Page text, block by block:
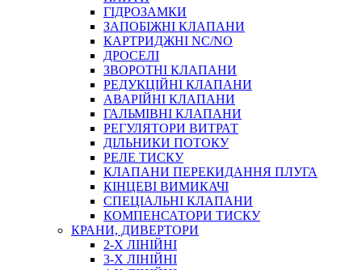
ЧЕРВ`ЯЧНІ
ПРУЖИННІ
НЕЙЛОНОВІ
ПРОРЕЗИНЕНІ
АВТОТОВАРИ
ГІДРОЗАМКИ
ЗАПОБІЖНІ КЛАПАНИ
КАРТРИДЖНІ NC/NO
ДРОСЕЛІ
ЗВОРОТНІ КЛАПАНИ
РЕДУКЦІЙНІ КЛАПАНИ
АВАРІЙНІ КЛАПАНИ
ГАЛЬМІВНІ КЛАПАНИ
РЕГУЛЯТОРИ ВИТРАТ
ДІЛЬНИКИ ПОТОКУ
РЕЛЕ ТИСКУ
КЛАПАНИ ПЕРЕКИДАННЯ ПЛУГА
КІНЦЕВІ ВИМИКАЧІ
СПЕЦІАЛЬНІ КЛАПАНИ
КОМПЕНСАТОРИ ТИСКУ
КРАНИ, ДИВЕРТОРИ
2-Х ЛІНІЙНІ
3-Х ЛІНІЙНІ